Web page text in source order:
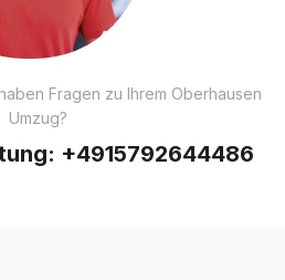
Fragen zu Ihrem Oberhausen
Umzug?
+4915792644486